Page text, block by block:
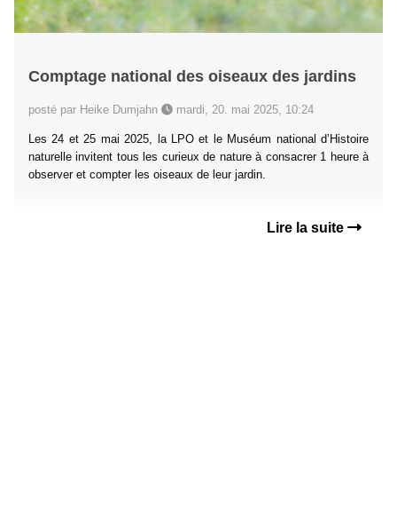
Comptage national des oiseaux des jardins
posté par Heike Dumjahn mardi, 20. mai 2025, 10:24
Les 24 et 25 mai 2025, la LPO et le Muséum national d’Histoire
naturelle invitent tous les curieux de nature à consacrer 1 heure à
observer et compter les oiseaux de leur jardin.
Lire la suite